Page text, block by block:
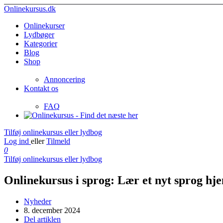
Onlinekursus.dk
Onlinekurser
Lydbøger
Kategorier
Blog
Shop
Annoncering
Kontakt os
FAQ
Tilføj onlinekursus eller lydbog
Log ind eller Tilmeld
0
Tilføj onlinekursus eller lydbog
Onlinekursus i sprog: Lær et nyt sprog
Nyheder
8. december 2024
Del artiklen